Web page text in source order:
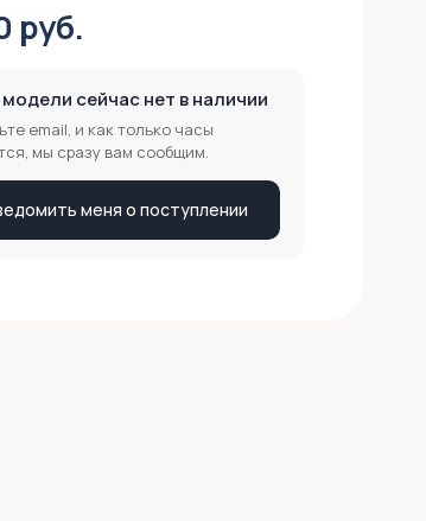
руб.
сейчас нет в наличии
email, и как только часы
мы сразу вам сообщим.
меня о поступлении